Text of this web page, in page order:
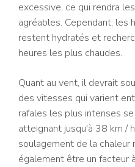
excessive, ce qui rendra
agréables. Cependant, les
restent hydratés et
heures les plus chaudes.
Quant au vent, il devrait
des vitesses qui varient
rafales les plus intenses
atteignant jusqu'à 38 km /
soulagement de la chaleur
également être un facteur